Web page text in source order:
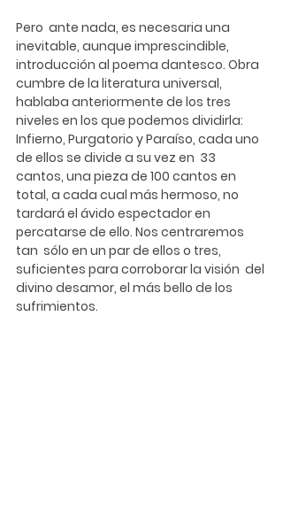
Pero  ante nada, es necesaria una
inevitable, aunque imprescindible,
introducción al poema dantesco. Obra
cumbre de la literatura universal,
hablaba anteriormente de los tres
niveles en los que podemos dividirla:
Infierno, Purgatorio y Paraíso, cada uno
de ellos se divide a su vez en  33
cantos, una pieza de 100 cantos en
total, a cada cual más hermoso, no
tardará el ávido espectador en
percatarse de ello. Nos centraremos
tan  sólo en un par de ellos o tres,
suficientes para corroborar la visión  del
divino desamor, el más bello de los
sufrimientos.